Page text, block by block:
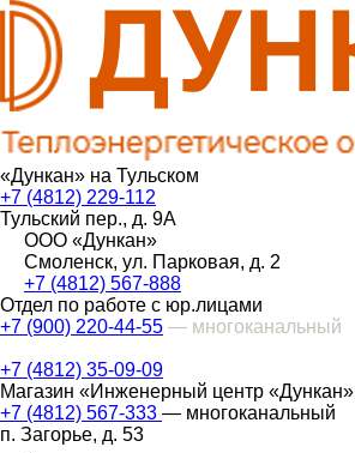
«Дункан» на Тульском
+7 (4812) 229-112
Тульский пер., д. 9А
ООО «Дункан»
Смоленск, ул. Парковая, д. 2
+7 (4812) 567-888
Отдел по работе с юр.лицами
+7 (900) 220-44-55 — многоканальный
+7 (4812) 35-09-09
Магазин «Инженерный центр «Дункан»
+7 (4812) 567-333 — многоканальный
п. Загорье, д. 53